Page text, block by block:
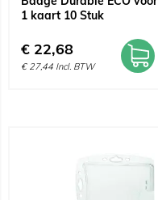
1 kaart 10 Stuk
€ 22,68
€ 27,44 Incl. BTW